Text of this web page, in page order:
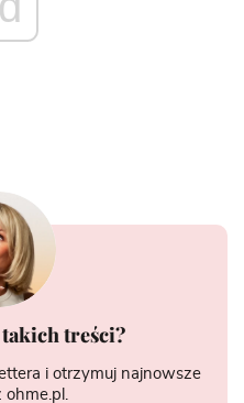
treści?
i otrzymuj najnowsze